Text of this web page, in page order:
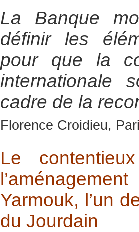
La Banque
définir les
pour que la
internationale
cadre de la
Florence Croidieu,
Le
Yarmouk, l’un
du Jourdain